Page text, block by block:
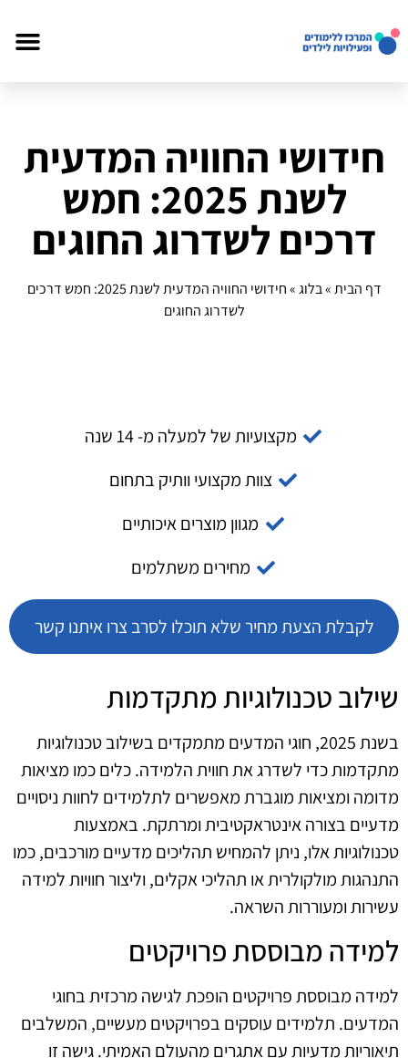
חידושי החוויה המדעית
לשנת 2025: חמש
דרכים לשדרוג החוגים
דף הבית»בלוג»
חידושי החוויה המדעית לשנת 2025: חמש דרכים
לשדרוג החוגים
מקצועיות של למעלה מ- 14 שנה
צוות מקצועי וותיק בתחום
מגוון מוצרים איכותיים
מחירים משתלמים
לקבלת הצעת מחיר שלא תוכלו לסרב צרו איתנו קשר
שילוב טכנולוגיות מתקדמות
בשנת 2025, חוגי המדעים מתמקדים בשילוב טכנולוגיות
מתקדמות כדי לשדרג את חווית הלמידה. כלים כמו מציאות
מדומה ומציאות מוגברת מאפשרים לתלמידים לחוות ניסויים
מדעיים בצורה אינטראקטיבית ומרתקת. באמצעות
טכנולוגיות אלו, ניתן להמחיש תהליכים מדעיים מורכבים, כמו
התנהגות מולקולרית או תהליכי אקלים, וליצור חוויות למידה
עשירות ומעוררות השראה.
למידה מבוססת פרויקטים
למידה מבוססת פרויקטים הופכת לגישה מרכזית בחוגי
המדעים. תלמידים עוסקים בפרויקטים מעשיים, המשלבים
תיאוריות מדעיות עם אתגרים מהעולם האמיתי. גישה זו